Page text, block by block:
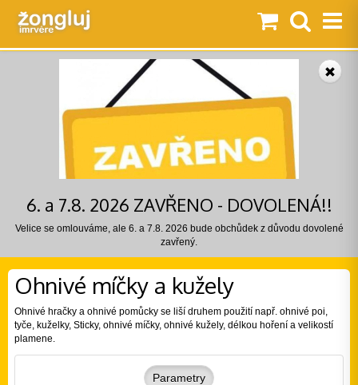
6. a 7.8. 2026 ZAVŘENO - DOVOLENÁ!!
Velice se omlouváme, ale 6. a 7.8. 2026 bude obchůdek z důvodu dovolené
zavřený.
Ohnivé míčky a kužely
Ohnivé hračky a ohnivé pomůcky se liší druhem použití např. ohnivé poi,
tyče, kuželky, Sticky, ohnivé míčky, ohnivé kužely, délkou hoření a velikostí
plamene.
Parametry